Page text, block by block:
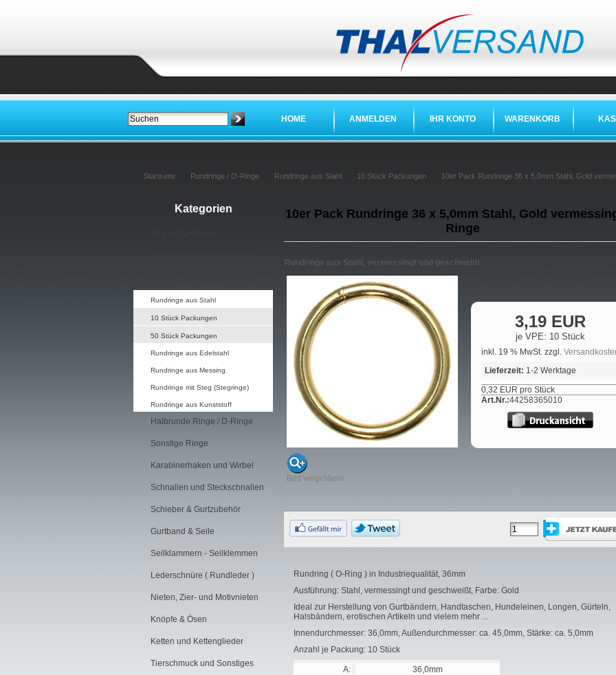
HOME ANMELDEN IHR KONTO WARENKORB
Startseite Rundringe / O-Ringe Rundringe aus Stahl 10 Stück Packungen 10er Pack Rundringe 36 x 5,0mm Stahl, Gold
Kategorien
Neu im Sortiment
Schlüsselringe und Zubehör
Rundringe / O-Ringe
Rundringe aus Stahl
10 Stück Packungen
50 Stück Packungen
Rundringe aus Edelstahl
Rundringe aus Messing
Rundringe mit Steg (Stegringe)
Rundringe aus Kunststoff
Halbrunde Ringe / D-Ringe
Sonstige Ringe
Karabinerhaken und Wirbel
Schnallen und Steckschnallen
Schieber & Gurtzubehör
Gurtband & Seile
Seilklammern - Seilklemmen
Lederschnüre ( Rundleder )
Nieten, Zier- und Motivnieten
Knöpfe & Ösen
Ketten und Kettenglieder
Tierschmuck und Sonstiges
10er Pack Rundringe 36 x 5,0mm Stahl, Gold
Ringe
Rundringe aus Stahl, vermessingt und geschweißt
Bild vergrößern
3,19 EUR
je VPE: 10 Stück
inkl. 19 % MwSt. zzgl.
Lieferzeit: 1-2 Werktage
0,32 EUR pro Stück
Art.Nr.:44258365010
Rundring ( O-Ring ) in Industriequalität, 36mm
Ausführung: Stahl, vermessingt und geschweißt, Farbe: Gold
Ideal zur Herstellung von Gurtbändern, Handtaschen, Hundeleinen, Longen, Gürteln,
Halsbändern, erotischen Artikeln und vielem mehr ...
Innendurchmesser: 36,0mm, Außendurchmesser: ca. 45,0mm, Stärke: ca. 5,0mm
Anzahl je Packung: 10 Stück
A:
36,0mm